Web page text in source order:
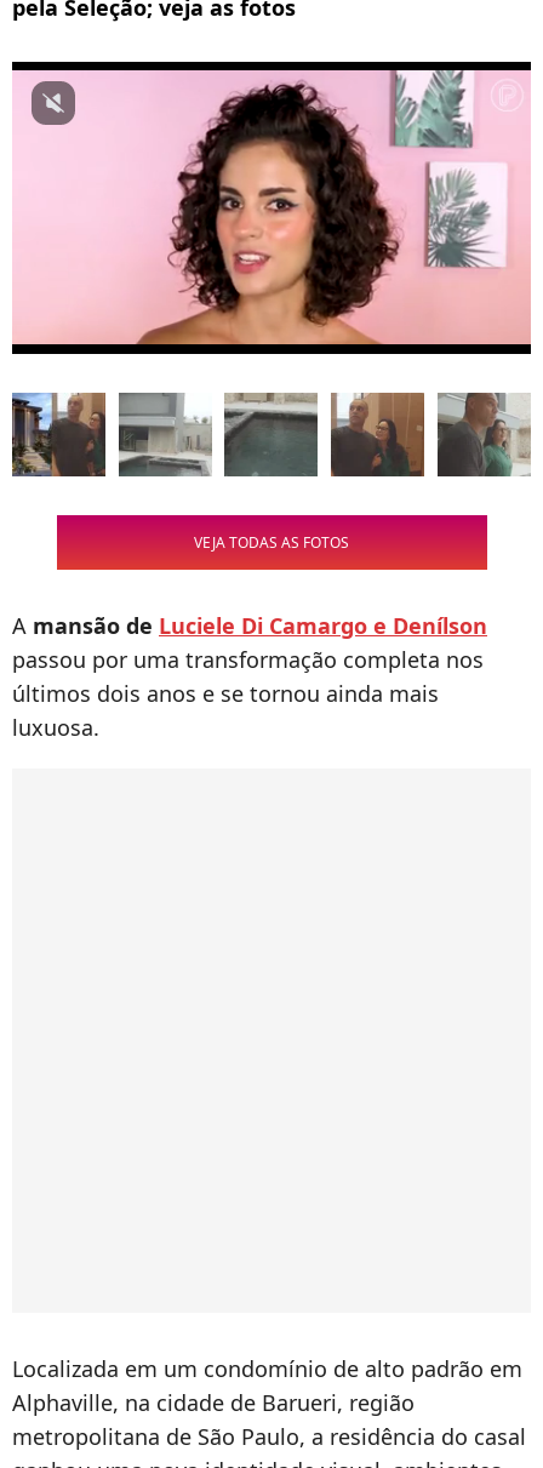
pela Seleção; veja as fotos
VEJA TODAS AS FOTOS
A mansão de Luciele Di Camargo e Denílson
passou por uma transformação completa nos
últimos dois anos e se tornou ainda mais
luxuosa.
Localizada em um condomínio de alto padrão em
Alphaville, na cidade de Barueri, região
metropolitana de São Paulo, a residência do casal